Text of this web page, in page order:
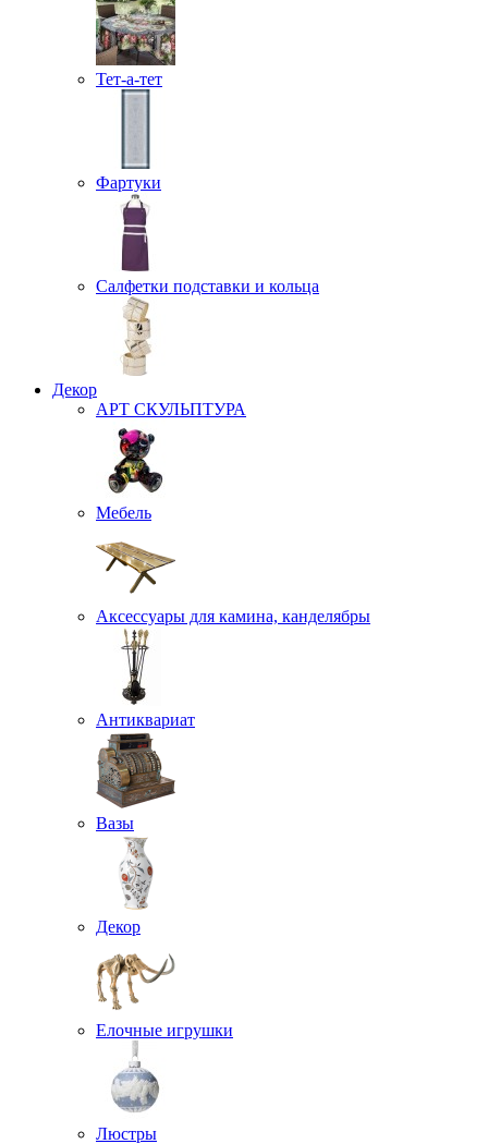
Тет-а-тет
Фартуки
Салфетки подставки и кольца
Декор
АРТ СКУЛЬПТУРА
Мебель
Аксессуары для камина, канделябры
Антиквариат
Вазы
Декор
Елочные игрушки
Люстры